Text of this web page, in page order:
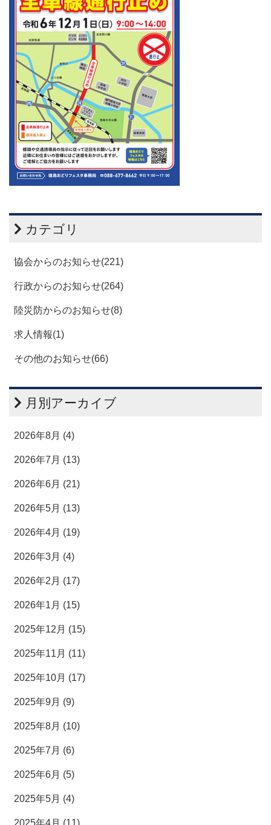
カテゴリ
協会からのお知らせ(221)
行政からのお知らせ(264)
陸災防からのお知らせ(8)
求人情報(1)
その他のお知らせ(66)
月別アーカイブ
2026年8月 (4)
2026年7月 (13)
2026年6月 (21)
2026年5月 (13)
2026年4月 (19)
2026年3月 (4)
2026年2月 (17)
2026年1月 (15)
2025年12月 (15)
2025年11月 (11)
2025年10月 (17)
2025年9月 (9)
2025年8月 (10)
2025年7月 (6)
2025年6月 (5)
2025年5月 (4)